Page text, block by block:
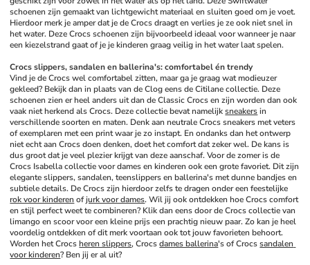
schoenen zijn gemaakt van lichtgewicht materiaal en sluiten goed om je voet.
Hierdoor merk je amper dat je de Crocs draagt en verlies je ze ook niet snel in
het water. Deze Crocs schoenen zijn bijvoorbeeld ideaal voor wanneer je naar
een kiezelstrand gaat of je je kinderen graag veilig in het water laat spelen.
Crocs slippers, sandalen en ballerina's: comfortabel én trendy
Vind je de Crocs wel comfortabel zitten, maar ga je graag wat modieuzer
gekleed? Bekijk dan in plaats van de Clog eens de Citilane collectie. Deze
schoenen zien er heel anders uit dan de Classic Crocs en zijn worden dan ook
vaak niet herkend als Crocs. Deze collectie bevat namelijk sneakers in
verschillende soorten en maten. Denk aan neutrale Crocs sneakers met veters
of exemplaren met een print waar je zo instapt. En ondanks dan het ontwerp
niet echt aan Crocs doen denken, doet het comfort dat zeker wel. De kans is
dus groot dat je veel plezier krijgt van deze aanschaf. Voor de zomer is de
Crocs Isabella collectie voor dames en kinderen ook een grote favoriet. Dit zijn
elegante slippers, sandalen, teenslippers en ballerina's met dunne bandjes en
rok voor kinderen of jurk voor dames. Wil jij ook ontdekken hoe Crocs comfort
en stijl perfect weet te combineren? Klik dan eens door de Crocs collectie van
limango en scoor voor een kleine prijs een prachtig nieuw paar. Zo kan je heel
voordelig ontdekken of dit merk voortaan ook tot jouw favorieten behoort.
Worden het Crocs heren slippers, Crocs dames ballerina's of Crocs sandalen
voor kinderen? Ben jij er al uit?